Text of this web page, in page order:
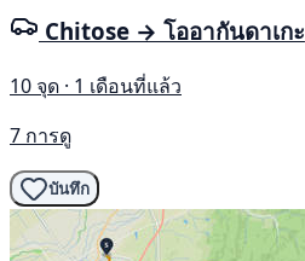
Chitose → โออากันดาเกะ
10 จุด · 1 เดือนที่แล้ว
7 การดู
บันทึก